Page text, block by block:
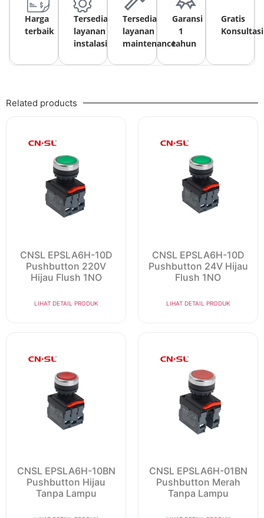
Harga
terbaik
Tersedia
layanan
instalasi
Tersedia
layanan
maintenance
Garansi
1
tahun
Gratis
Konsultasi
Related products
CNSL EPSLA6H-10D
Pushbutton 220V
Hijau Flush 1NO
LIHAT DETAIL PRODUK
CNSL EPSLA6H-10D
Pushbutton 24V Hijau
Flush 1NO
LIHAT DETAIL PRODUK
CNSL EPSLA6H-10BN
Pushbutton Hijau
Tanpa Lampu
CNSL EPSLA6H-01BN
Pushbutton Merah
Tanpa Lampu